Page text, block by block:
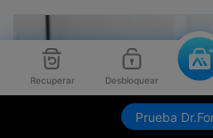
Recuperar Desbloquear
Prueba